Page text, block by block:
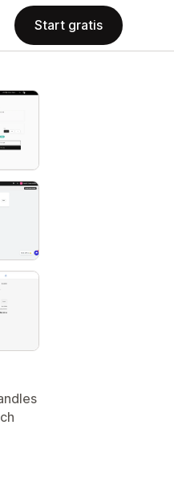
Start gratis